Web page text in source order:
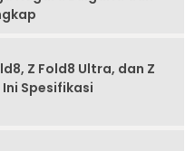
Z Fold8 Ultra, dan Z
Ini Spesifikasi